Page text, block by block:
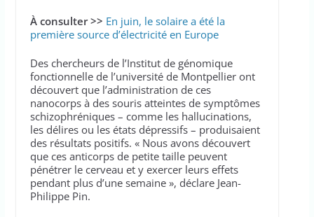
À consulter >> En juin, le solaire a été la
première source d’électricité en Europe
Des chercheurs de l’Institut de génomique
fonctionnelle de l’université de Montpellier ont
découvert que l’administration de ces
nanocorps à des souris atteintes de symptômes
schizophréniques – comme les hallucinations,
les délires ou les états dépressifs – produisaient
des résultats positifs. « Nous avons découvert
que ces anticorps de petite taille peuvent
pénétrer le cerveau et y exercer leurs effets
pendant plus d’une semaine », déclare Jean-
Philippe Pin.